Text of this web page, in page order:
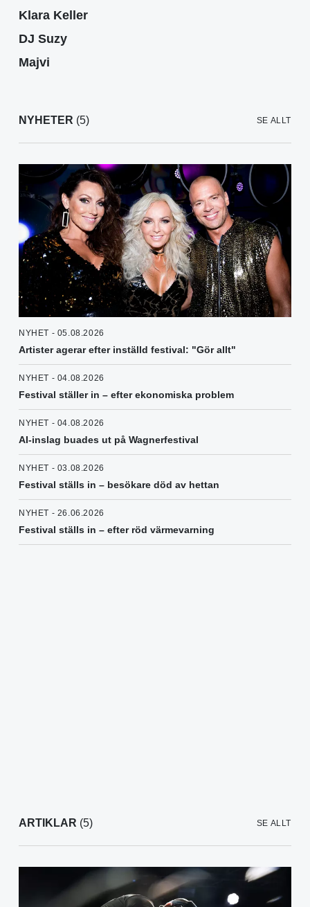
Klara Keller
DJ Suzy
Majvi
NYHETER (5) SE ALLT
NYHET - 05.08.2026
Artister agerar efter inställd festival: "Gör allt"
NYHET - 04.08.2026
Festival ställer in – efter ekonomiska problem
NYHET - 04.08.2026
AI-inslag buades ut på Wagnerfestival
NYHET - 03.08.2026
Festival ställs in – besökare död av hettan
NYHET - 26.06.2026
Festival ställs in – efter röd värmevarning
ARTIKLAR (5) SE ALLT